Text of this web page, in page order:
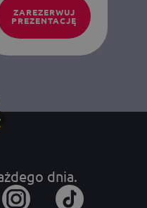
ZAREZERWUJ
PREZENTACJĘ
dnia.